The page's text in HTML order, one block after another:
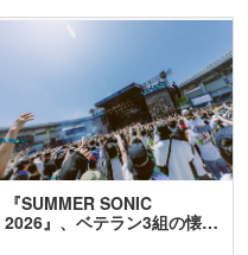
『SUMMER SONIC
2026』、ベテラン3組の懐…